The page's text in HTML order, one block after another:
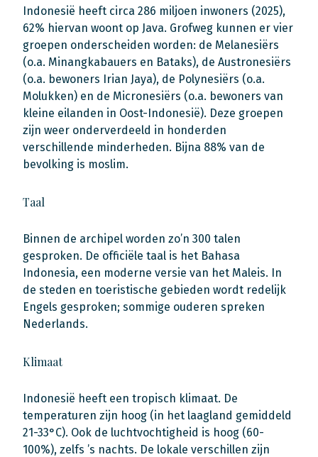
Indonesië heeft circa 286 miljoen inwoners (2025),
62% hiervan woont op Java. Grofweg kunnen er vier
groepen onderscheiden worden: de Melanesiërs
(o.a. Minangkabauers en Bataks), de Austronesiërs
(o.a. bewoners Irian Jaya), de Polynesiërs (o.a.
Molukken) en de Micronesiërs (o.a. bewoners van
kleine eilanden in Oost-Indonesië). Deze groepen
zijn weer onderverdeeld in honderden
verschillende minderheden. Bijna 88% van de
bevolking is moslim.
Taal
Binnen de archipel worden zo’n 300 talen
gesproken. De officiële taal is het Bahasa
Indonesia, een moderne versie van het Maleis. In
de steden en toeristische gebieden wordt redelijk
Engels gesproken; sommige ouderen spreken
Nederlands.
Klimaat
Indonesië heeft een tropisch klimaat. De
temperaturen zijn hoog (in het laagland gemiddeld
21-33°C). Ook de luchtvochtigheid is hoog (60-
100%), zelfs ’s nachts. De lokale verschillen zijn